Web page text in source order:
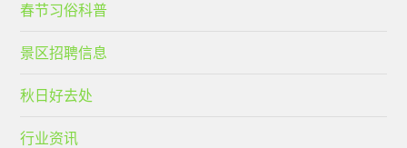
春节习俗科普
景区招聘信息
秋日好去处
行业资讯